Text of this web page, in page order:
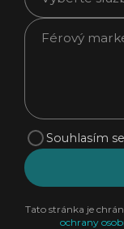
Souhlasím se
Tato stránka je
ochrany